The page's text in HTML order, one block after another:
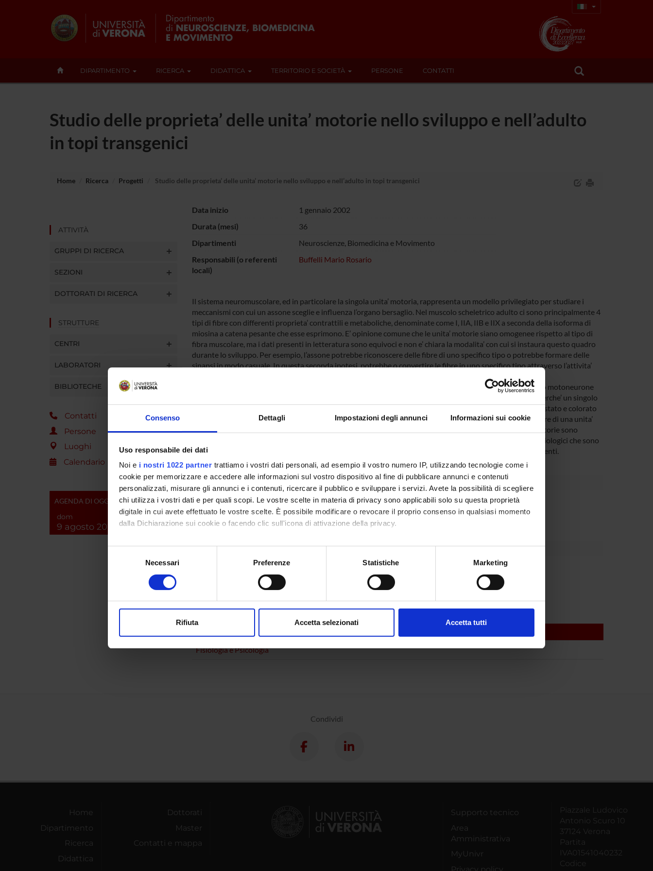
Consenso Dettagli Impostazioni degli annunci Informazioni sui cookie
Uso responsabile dei dati
Noi e i nostri 1022 partner trattiamo i vostri dati personali, ad esempio il vostro numero IP, utilizzando tecnologie come i
cookie per memorizzare e accedere alle informazioni sul vostro dispositivo al fine di pubblicare annunci e contenuti
personalizzati, misurare gli annunci e i contenuti, ricercare il pubblico e sviluppare i servizi. Avete la possibilità di scegliere
chi utilizza i vostri dati e per quali scopi. Le vostre scelte in materia di privacy sono applicabili solo su questa proprietà
digitale in cui avete effettuato le vostre scelte. È possibile modificare o revocare il proprio consenso in qualsiasi momento
dalla Dichiarazione sui cookie o facendo clic sull'icona di attivazione della privacy.
Con il tuo consenso, vorremmo anche:
raccogliere informazioni sulla tua posizione geografica, con un'approssimazione di qualche metro,
digitali).
modificare o ritirare il tuo consenso in qualsiasi momento dalla Dichiarazione sui cookie.
di analisi dei dati web, pubblicità e social media, i quali potrebbero combinarle con altre informazioni che hai fornito loro o
Necessari Preferenze Statistiche Marketing
Rifiuta Accetta selezionati Accetta tutti
DIPARTIMENTO RICERCA DIDATTICA TERRITORIO E SOCIETÀ PERSONE CONTATTI
Studio delle proprieta’ delle unita’ motorie nello sviluppo e nell’adulto
in topi transgenici
Home Ricerca Progetti Studio delle proprieta’ delle unita’ motorie nello sviluppo e nell’adulto in topi transgenici
ATTIVITÀ
GRUPPI DI RICERCA
SEZIONI
DOTTORATI DI RICERCA
STRUTTURE
CENTRI
LABORATORI
BIBLIOTECHE
Contatti
Persone
Luoghi
Calendario
AGENDA DI OGGI
dom
9 agosto 2026
Data inizio
1 gennaio 2002
Durata (mesi)
36
Dipartimenti
Neuroscienze, Biomedicina e Movimento
Responsabili (o referenti
locali)
Buffelli Mario Rosario
Il sistema neuromuscolare, ed in particolare la singola unita’ motoria, rappresenta un modello privilegiato per studiare i
meccanismi con cui un assone sceglie e influenza l’organo bersaglio. Nel muscolo scheletrico adulto ci sono principalmente 4
tipi di fibre con differenti proprieta’ contrattili e metaboliche, denominate come I, IIA, IIB e IIX a seconda della isoforma di
miosina a catena pesante che esse esprimono. E’ opinione comune che le unita’ motorie siano omogenee rispetto al tipo di
fibra muscolare, ma i dati presenti in letteratura sono equivoci e non e’ chiara la modalita’ con cui si instaura questo quadro
durante lo sviluppo. Per esempio, l’assone potrebbe riconoscere delle fibre di uno specifico tipo o potrebbe formare delle
sinapsi in modo casuale. In questa seconda ipotesi, potrebbe o convertire le fibre in uno specifico tipo attraverso l’attivita’
Fino ad ora, l’unica tecnica disponibile per studiare le proprieta’delle fibre muscolari innervate da un singolo motoneurone
era quella introdotta da Edström e Kugelberg nel 1968, nota come tecnica della deplezione del glicogeno perche’ un singolo
assone e’ stimolato a lungo in modo da esaurire le riserve di glicogeno, poi il muscolo viene sezionato al criostato e colorato
per visualizzare il glicogeno. Le fibre prive di glicogeno sono quelle che sono state stimolate, cioe’tutte le fibre di una unita’
motoria. Questi esperimenti sono tecnicamente difficili, specialmente nel neonato dove le terminazioni motorie sono
immature, cosicche’ i risultati rimangono discutibili. Scopo del progetto e’ quello di studiare i meccanismi fisiologici che sono
alla base della formazione delle unita’ motorie usando topi transgenici con assoni e fibre muscolari fluorescenti.
Finanziamento:assegnato e gestito dal Dipartimento
PARTECIPANTI AL PROGETTO
Mario Rosario Buffelli
Fisiologia e Psicologia
Condividi
Home
Dipartimento
Ricerca
Didattica
Dottorati
Master
Contatti e mappa
Supporto tecnico
Area
Amministrativa
MyUnivr
Piazzale Ludovico
Antonio Scuro 10
37124 Verona
Partita
IVA01541040232
Codice